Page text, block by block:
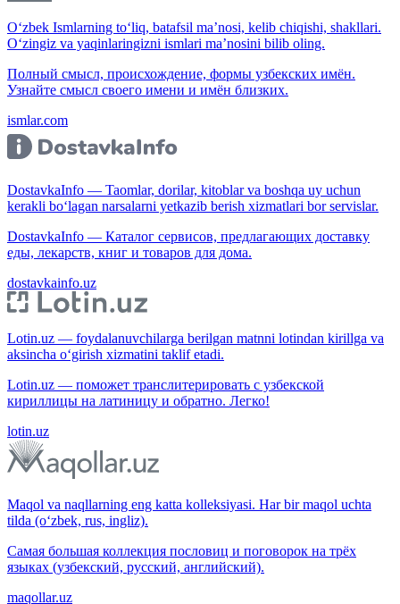
O‘zbek Ismlarning to‘liq, batafsil ma’nosi, kelib chiqishi, shakllari.
O‘zingiz va yaqinlaringizni ismlari ma’nosini bilib oling.
Полный смысл, происхождение, формы узбекских имён.
Узнайте смысл своего имени и имён близких.
ismlar.com
DostavkaInfo — Taomlar, dorilar, kitoblar va boshqa uy uchun
kerakli bo‘lagan narsalarni yetkazib berish xizmatlari bor servislar.
DostavkaInfo — Каталог сервисов, предлагающих доставку
еды, лекарств, книг и товаров для дома.
dostavkainfo.uz
Lotin.uz — foydalanuvchilarga berilgan matnni lotindan kirillga va
aksincha o‘girish xizmatini taklif etadi.
Lotin.uz — поможет транслитерировать с узбекской
кириллицы на латиницу и обратно. Легко!
lotin.uz
Maqol va naqllarning eng katta kolleksiyasi. Har bir maqol uchta
tilda (o‘zbek, rus, ingliz).
Самая большая коллекция пословиц и поговорок на трёх
языках (узбекский, русский, английский).
maqollar.uz